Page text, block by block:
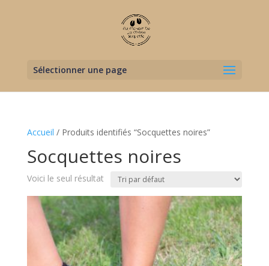
Sélectionner une page
Accueil / Produits identifiés “Socquettes noires”
Socquettes noires
Voici le seul résultat